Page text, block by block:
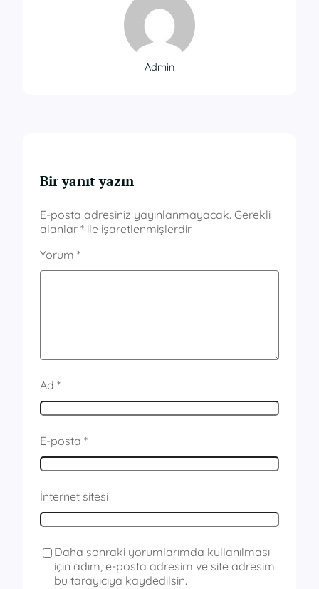
Admin
Bir yanıt yazın
E-posta adresiniz yayınlanmayacak. Gerekli
alanlar * ile işaretlenmişlerdir
Yorum *
Ad *
E-posta *
İnternet sitesi
Daha sonraki yorumlarımda kullanılması
için adım, e-posta adresim ve site adresim
bu tarayıcıya kaydedilsin.